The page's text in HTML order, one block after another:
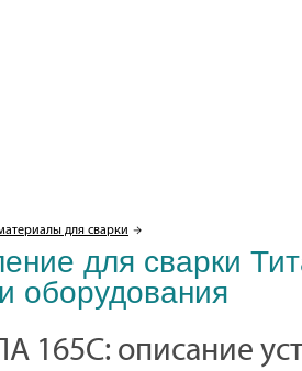
для сварки
для сварки
оборудования
165С: описание